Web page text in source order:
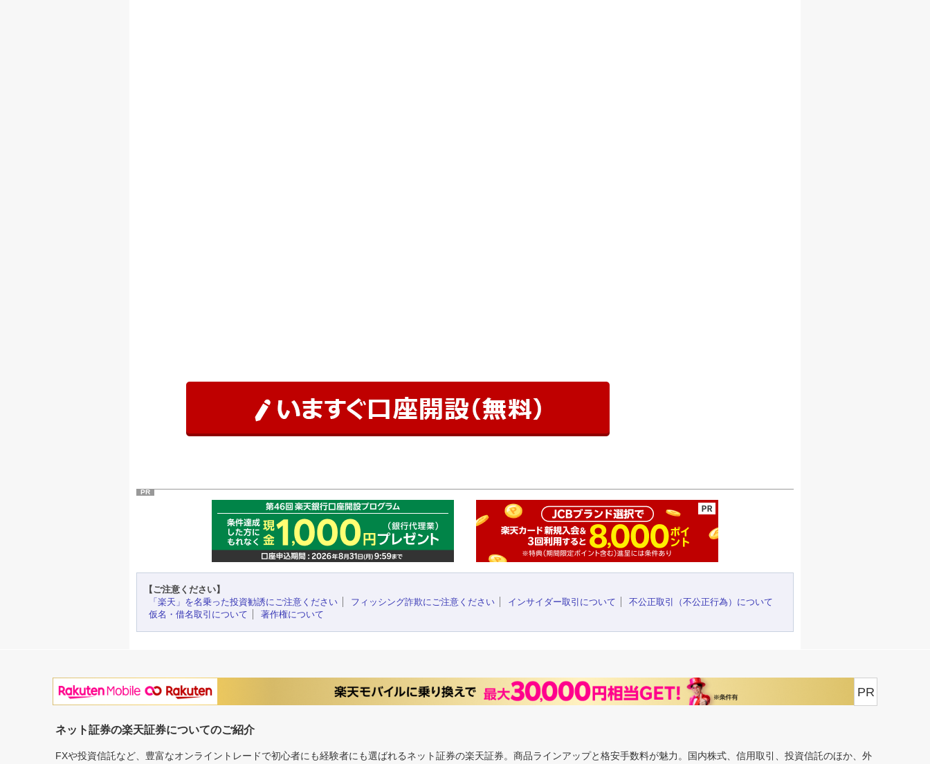
PR
【ご注意ください】
「楽天」を名乗った投資勧誘にご注意ください
フィッシング詐欺にご注意ください インサイダー取引について
不公正取引（不公正行為）について
仮名・借名取引について
著作権について
PR
ネット証券の楽天証券についてのご紹介
FXや投資信託など、豊富なオンライントレードで初心者にも経験者にも選ばれるネット証券の楽天証券。商品ラインアップと格安手数料が魅力。国内株式、信用取引、投資信託のほか、外